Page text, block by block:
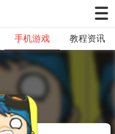
手机游戏 教程资讯